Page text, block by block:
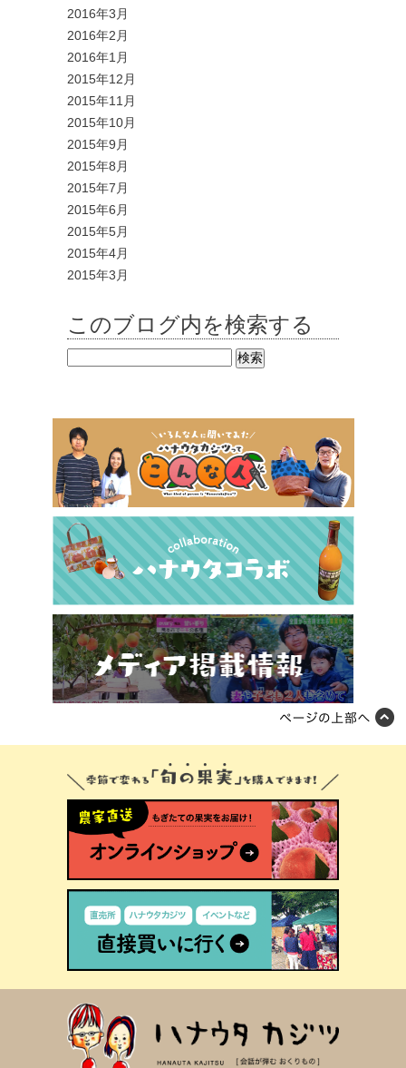
2016年3月
2016年2月
2016年1月
2015年12月
2015年11月
2015年10月
2015年9月
2015年8月
2015年7月
2015年6月
2015年5月
2015年4月
2015年3月
このブログ内を検索する